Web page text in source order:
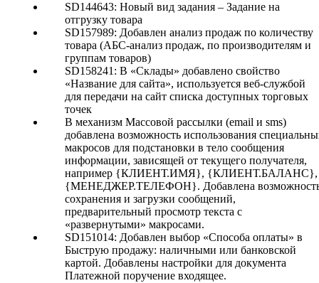
SD144643: Новый вид задания – Задание на
отгрузку товара
SD157989: Добавлен анализ продаж по количеству
товара (АБС-анализ продаж, по производителям и
группам товаров)
SD158241: В «Склады» добавлено свойство
«Название для сайта», используется веб-службой
для передачи на сайт списка доступных торговых
точек
В механизм Массовой рассылки (email и sms)
добавлена возможность использования
макросов для подстановки в тело сообщения
информации, зависящей от текущего получателя,
например {КЛИЕНТ.ИМЯ}, {КЛИЕНТ.БАЛАНС},
{МЕНЕДЖЕР.ТЕЛЕФОН}. Добавлена
сохранения и загрузки сообщений,
предварительный просмотр текста с
«развернутыми» макросами.
SD151014: Добавлен выбор «Способа оплаты» в
Быструю продажу: наличными или банковской
картой. Добавлены настройки для документа
Платежной поручение входящее.